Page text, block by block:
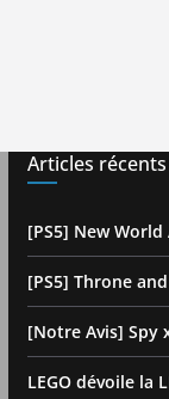
Articles récents
[PS5] New
[PS5] Throne
[Notre Avis] Spy
LEGO dévoile la